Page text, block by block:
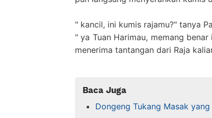
" kancil, ini kumis rajamu?" tanya
" ya Tuan Harimau, memang
menerima tantangan dari Raja
Baca Juga
Dongeng Tukang Masak